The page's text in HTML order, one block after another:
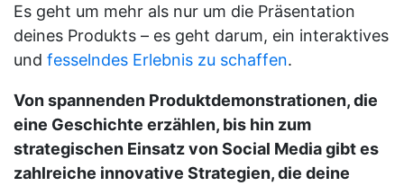
Es geht um mehr als nur um die Präsentation
deines Produkts – es geht darum, ein interaktives
und fesselndes Erlebnis zu schaffen.
Von spannenden Produktdemonstrationen, die
eine Geschichte erzählen, bis hin zum
strategischen Einsatz von Social Media gibt es
zahlreiche innovative Strategien, die deine